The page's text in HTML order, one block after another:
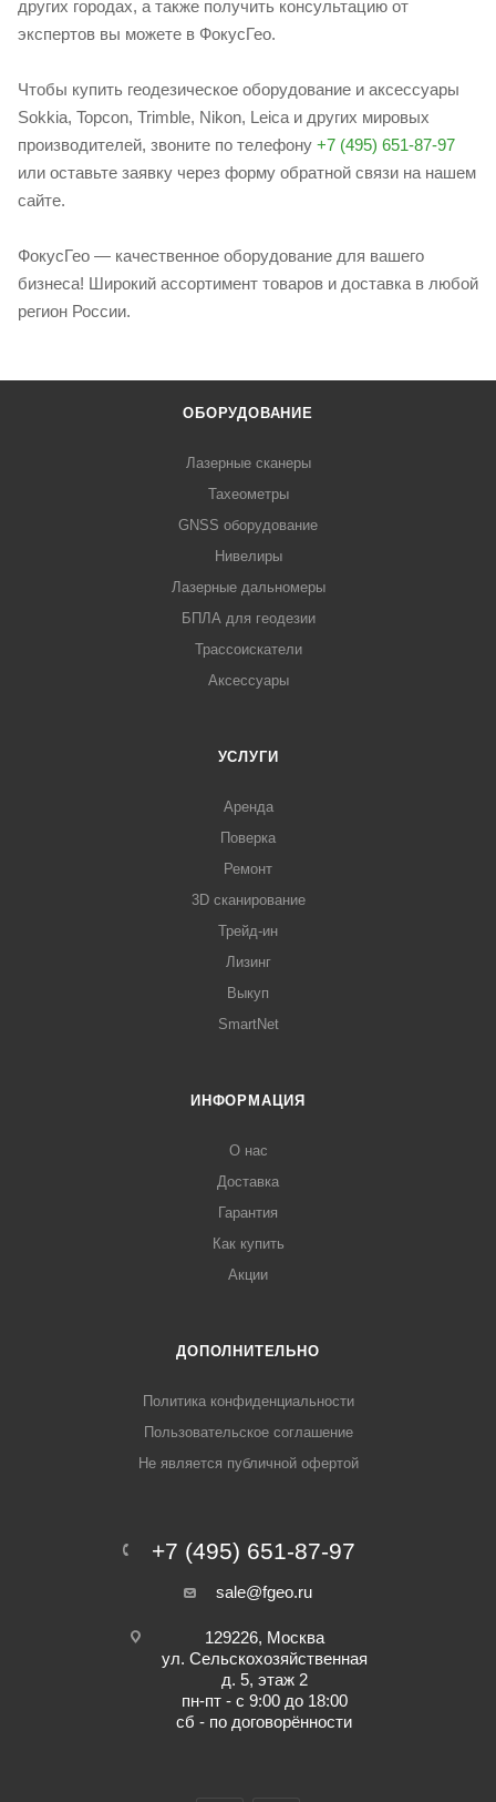
других городах, а также получить консультацию от
экспертов вы можете в ФокусГео.
Чтобы купить геодезическое оборудование и аксессуары
Sokkia, Topcon, Trimble, Nikon, Leica и других мировых
производителей, звоните по телефону +7 (495) 651-87-97
или оставьте заявку через форму обратной связи на нашем
сайте.
ФокусГео — качественное оборудование для вашего
бизнеса! Широкий ассортимент товаров и доставка в любой
регион России.
ОБОРУДОВАНИЕ
Лазерные сканеры
Тахеометры
GNSS оборудование
Нивелиры
Лазерные дальномеры
БПЛА для геодезии
Трассоискатели
Аксессуары
УСЛУГИ
Аренда
Поверка
Ремонт
3D сканирование
Трейд-ин
Лизинг
Выкуп
SmartNet
ИНФОРМАЦИЯ
О нас
Доставка
Гарантия
Как купить
Акции
ДОПОЛНИТЕЛЬНО
Политика конфиденциальности
Пользовательское соглашение
Не является публичной офертой
+7 (495) 651-87-97
sale@fgeo.ru
129226, Москва
ул. Сельскохозяйственная
д. 5, этаж 2
пн-пт - с 9:00 до 18:00
сб - по договорённости